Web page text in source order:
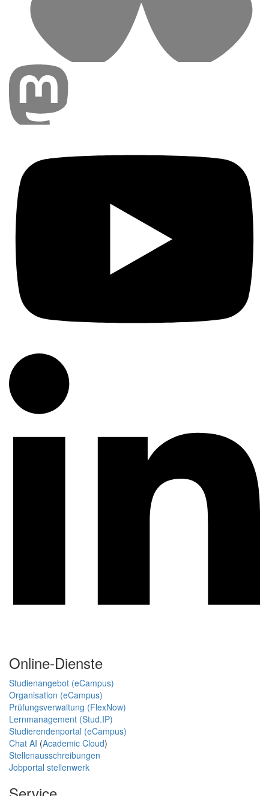
Online-Dienste
Studienangebot (eCampus)
Organisation (eCampus)
Prüfungsverwaltung (FlexNow)
Lernmanagement (Stud.IP)
Studierendenportal (eCampus)
Chat AI (Academic Cloud)
Stellenausschreibungen
Jobportal stellenwerk